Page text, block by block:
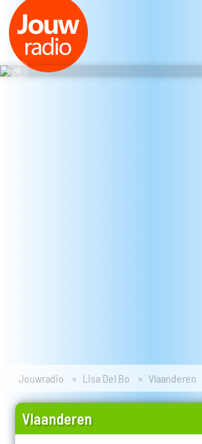
Jouwradio Lisa Del Bo Vlaanderen
Vlaanderen